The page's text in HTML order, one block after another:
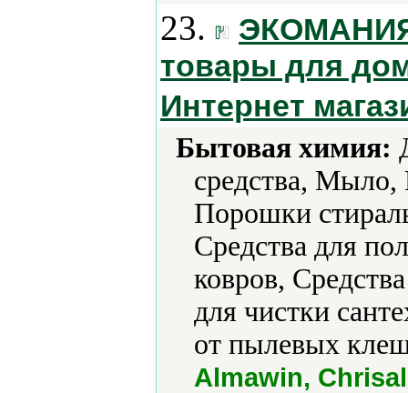
23.
товары для
Интернет
Бытовая химия:
средства,
Порошки
Средства для
ковров,
для чистки
от пылевых
Almawin, Chrisal